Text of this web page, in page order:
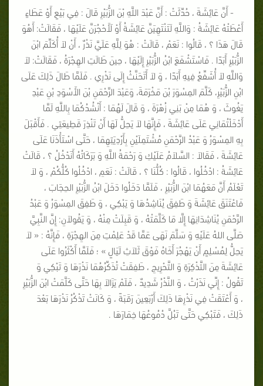
- أَنَّ عَائِشَةَ ، حُدِّثَتْ : أَنَّ عَبْدَ اللَّهِ بْنَ الزُّبَيْرِ قَالَ : فِي بَيْعٍ أَوْ عَطَاءٍ
أَعْطَتْهُ عَائِشَةُ : وَاللَّهِ لَتَنْتَهِيَنَّ عَائِشَةُ أَوْ لَأَحْجُرَنَّ عَلَيْهَا ، فَقَالَتْ: أَهُوَ
قَالَ هَذَا ؟ ، قَالُوا : نَعَمْ ، قَالَتْ : هُوَ لِلَّهِ عَلَيَّ نَذْرٌ ، أَنْ لاَ أُكَلِّمَ ابْنَ
الزُّبَيْرِ أَبَدًا . فَاسْتَشْفَعَ ابْنُ الزُّبَيْرِ إِلَيْهَا ، حِينَ طَالَتِ الهِجْرَةُ ، فَقَالَتْ: لاَ
وَاللَّهِ لاَ أُشَفِّعُ فِيهِ أَبَدًا ، وَ لاَ أَتَحَنَّثُ إِلَى نَذْرِي . فَلَمَّا طَالَ ذَلِكَ عَلَى
ابْنِ الزُّبَيْرِ، كَلَّمَ المِسْوَرَ بْنَ مَخْرَمَةَ، وَعَبْدَ الرَّحْمَنِ بْنَ الأَسْوَدِ بْنِ عَبْدِ
يَغُوثَ ، وَ هُمَا مِنْ بَنِي زُهْرَةَ ، وَ قَالَ لَهُمَا : أَنْشُدُكُمَا بِاللَّهِ لَمَّا
أَدْخَلْتُمَانِي عَلَى عَائِشَةَ ، فَإِنَّهَا لاَ يَحِلُّ لَهَا أَنْ تَنْذِرَ قَطِيعَتِي . فَأَقْبَلَ
بِهِ المِسْوَرُ وَ عَبْدُ الرَّحْمَنِ مُشْتَمِلَيْنِ بِأَرْدِيَتِهِمَا ، حَتَّى اسْتَأْذَنَا عَلَى
عَائِشَةَ ، فَقَالاَ : السَّلاَمُ عَلَيْكِ وَ رَحْمَةُ اللَّهِ وَ بَرَكَاتُهُ أَنَدْخُلُ ؟ ، قَالَتْ
عَائِشَةُ : ادْخُلُوا ، قَالُوا : كُلُّنَا ؟ ، قَالَتْ : نَعَمِ ، ادْخُلُوا كُلُّكُمْ ، وَ لاَ
تَعْلَمُ أَنَّ مَعَهُمَا ابْنَ الزُّبَيْرِ ، فَلَمَّا دَخَلُوا دَخَلَ ابْنُ الزُّبَيْرِ الحِجَابَ ،
فَاعْتَنَقَ عَائِشَةَ وَ طَفِقَ يُنَاشِدُهَا وَ يَبْكِي ، وَ طَفِقَ المِسْوَرُ وَ عَبْدُ
الرَّحْمَنِ يُنَاشِدَانِهَا إِلَّا مَا كَلَّمَتْهُ ، وَ قَبِلَتْ مِنْهُ ، وَ يَقُولاَنِ: إِنَّ النَّبِيَّ
صَلَّى اللهُ عَلَيْهِ وَ سَلَّمَ نَهَى عَمَّا قَدْ عَلِمْتِ مِنَ الهِجْرَةِ ، فَإِنَّهُ : « لاَ
يَحِلُّ لِمُسْلِمٍ أَنْ يَهْجُرَ أَخَاهُ فَوْقَ ثَلاَثِ لَيَالٍ » ؛ فَلَمَّا أَكْثَرُوا عَلَى
عَائِشَةَ مِنَ التَّذْكِرَةِ وَ التَّحْرِيجِ ، طَفِقَتْ تُذَكِّرُهُمَا نَذْرَهَا وَ تَبْكِي وَ
تَقُولُ : إِنِّي نَذَرْتُ ، وَ النَّذْرُ شَدِيدٌ ، فَلَمْ يَزَالاَ بِهَا حَتَّى كَلَّمَتْ ابْنَ الزُّبَيْرِ
، وَ أَعْتَقَتْ فِي نَذْرِهَا ذَلِكَ أَرْبَعِينَ رَقَبَةً ، وَ كَانَتْ تَذْكُرُ نَذْرَهَا بَعْدَ
ذَلِكَ ، فَتَبْكِي حَتَّى تَبُلَّ دُمُوعُهَا خِمَارَهَا .